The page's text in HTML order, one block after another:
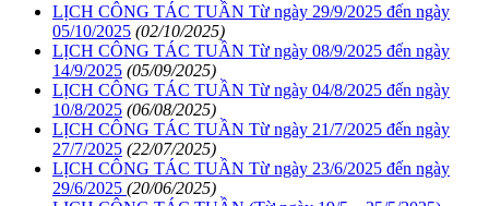
LỊCH CÔNG TÁC TUẦN Từ ngày 29/9/2025 đến ngày
05/10/2025 (02/10/2025)
LỊCH CÔNG TÁC TUẦN Từ ngày 08/9/2025 đến ngày
14/9/2025 (05/09/2025)
LỊCH CÔNG TÁC TUẦN Từ ngày 04/8/2025 đến ngày
10/8/2025 (06/08/2025)
LỊCH CÔNG TÁC TUẦN Từ ngày 21/7/2025 đến ngày
27/7/2025 (22/07/2025)
LỊCH CÔNG TÁC TUẦN Từ ngày 23/6/2025 đến ngày
29/6/2025 (20/06/2025)